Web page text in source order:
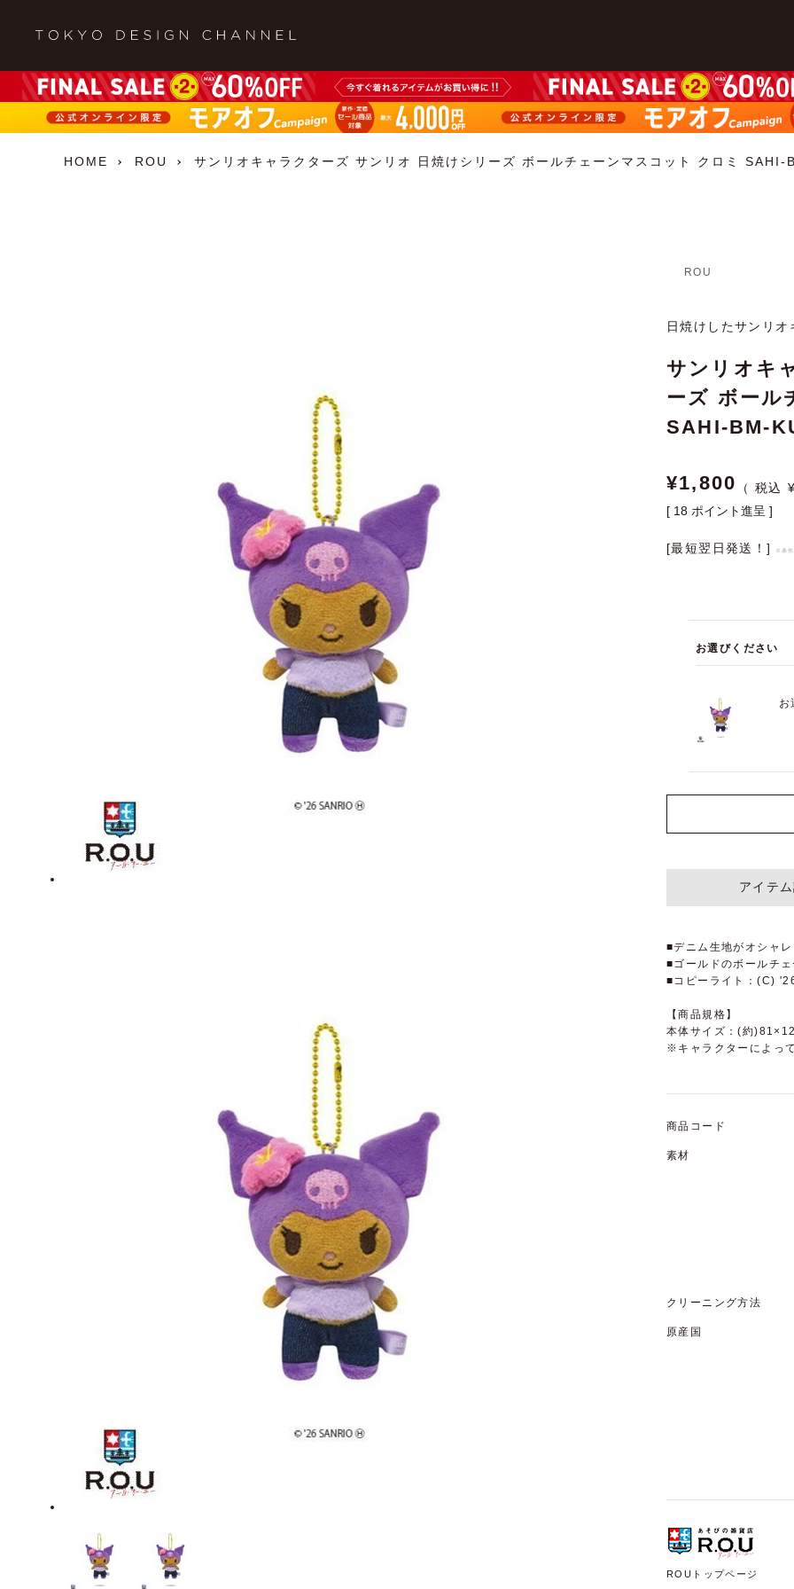
HOME ROU サンリオキャラクターズ サンリオ 日焼けシリーズ ボールチェーンマスコット クロミ SAHI-
ROU
日焼けしたサンリ
サンリオキ
ーズ ボール
SAHI-BM-
¥1,800
[ 18 ポイント進呈 ]
[最短翌日発送！] ※条
お選びください
お
アイテ
■デニム生地がオシャレ
■ゴールドのボールチ
■コピーライト：(C)
【商品規格】
本体サイズ：(約
※キャラクターによっ
商品コード
素材
クリーニング方法
原産国
ROUトップページ